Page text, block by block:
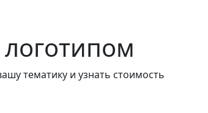
тематику и узнать стоимость